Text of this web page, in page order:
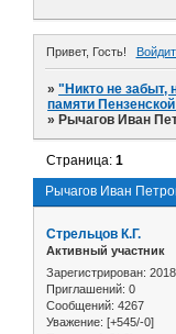
Привет, Гость!
»"Никто не забыт,
памяти
» Рычагов Иван
Рычагов Иван
Страница:1
Стрельцов К.Г.
Активный участник
Зарегистрирован:
Приглашений: 0
Сообщений: 4267
Уважение: [+545/-0]